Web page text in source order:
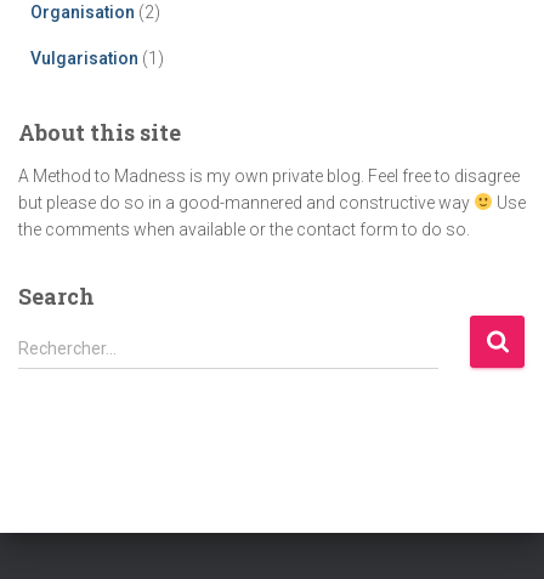
Organisation (2)
Vulgarisation (1)
About this site
A Method to Madness is my own private blog. Feel free to disagree
but please do so in a good-mannered and constructive way
Use
the comments when available or the contact form to do so.
Search
R
e
Rechercher…